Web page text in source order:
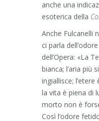
anche una
esoterica della
Anche Fulcanelli
ci parla
dell’Opera: «La
bianca; l’aria più
ingiallisce;
la vita è piena di
morto non è
Così l’odore